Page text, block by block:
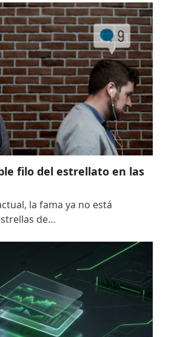
filo del estrellato en las
la fama ya no está
de…